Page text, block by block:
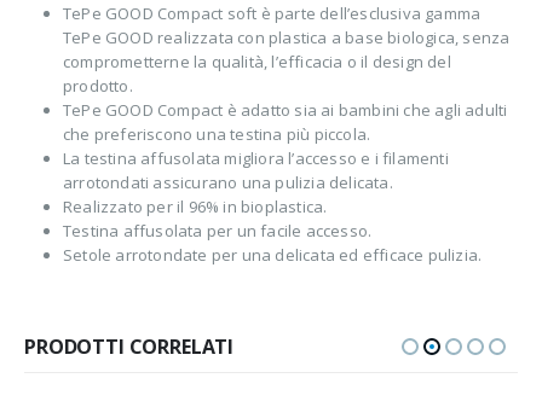
TePe GOOD Compact soft è parte dell’esclusiva gamma
TePe GOOD realizzata con plastica a base biologica, senza
comprometterne la qualità, l’efficacia o il design del
prodotto.
TePe GOOD Compact è adatto sia ai bambini che agli adulti
che preferiscono una testina più piccola.
La testina affusolata migliora l’accesso e i filamenti
arrotondati assicurano una pulizia delicata.
Realizzato per il 96% in bioplastica.
Testina affusolata per un facile accesso.
Setole arrotondate per una delicata ed efficace pulizia.
PRODOTTI CORRELATI